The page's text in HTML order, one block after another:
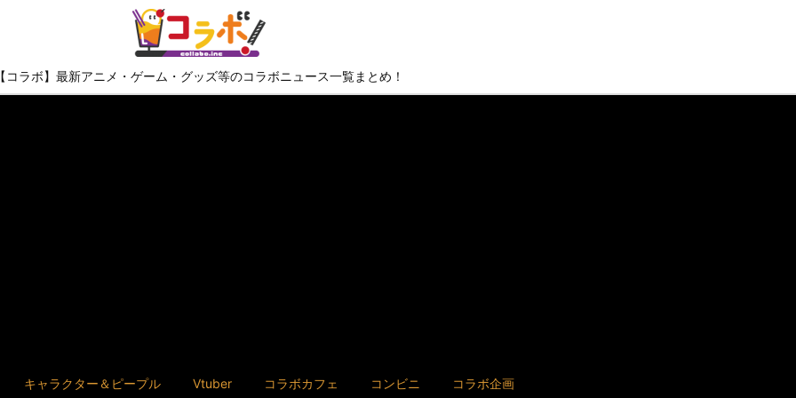
【コラボ】最新アニメ・ゲーム・グッズ等のコラボニュース一覧まとめ！
キャラクター＆ピープル Vtuber コラボカフェ コンビニ コラボ企画